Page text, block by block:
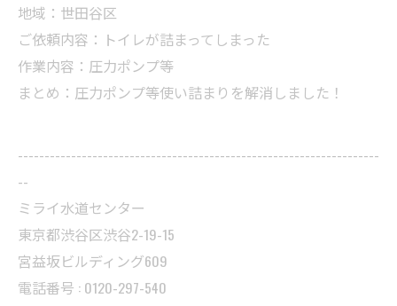
地域：世田谷区
ご依頼内容：トイレが詰まってしまった
作業内容：圧力ポンプ等
まとめ：圧力ポンプ等使い詰まりを解消しました！
--------------------------------------------------------------------
--
ミライ水道センター
東京都渋谷区渋谷2-19-15
宮益坂ビルディング609
電話番号 : 0120-297-540